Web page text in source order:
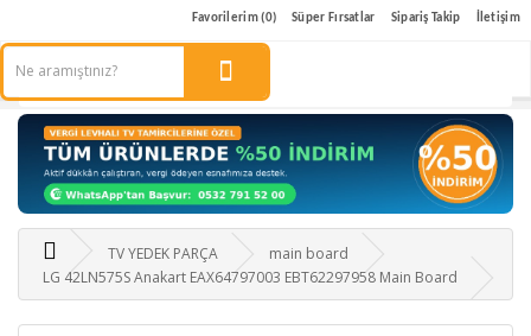
Favorilerim (0) Süper Fırsatlar Sipariş Takip İletişim
TV YEDEK PARÇA
main board
LG 42LN575S Anakart EAX64797003 EBT62297958 Main Board